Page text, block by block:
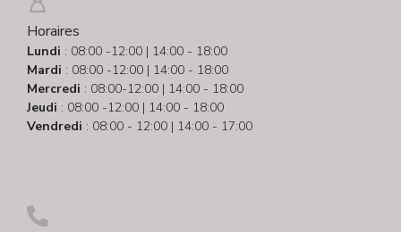
Horaires
Lundi : 08:00 -12:00 | 14:00 - 18:00
Mardi : 08:00 -12:00 | 14:00 - 18:00
Mercredi : 08:00-12:00 | 14:00 - 18:00
Jeudi : 08:00 -12:00 | 14:00 - 18:00
Vendredi : 08:00 - 12:00 | 14:00 - 17:00